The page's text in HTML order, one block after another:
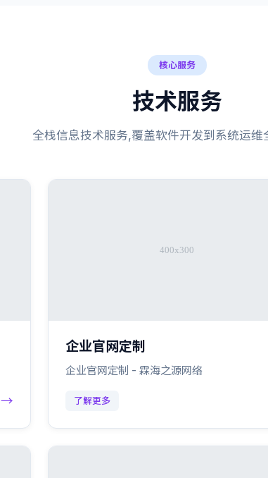
核心服务
技术服务
全栈信息技术服务,覆盖软件开发到系统运维
→
企业官网定制
企业官网定制 - 霖海之源网络
了解更多